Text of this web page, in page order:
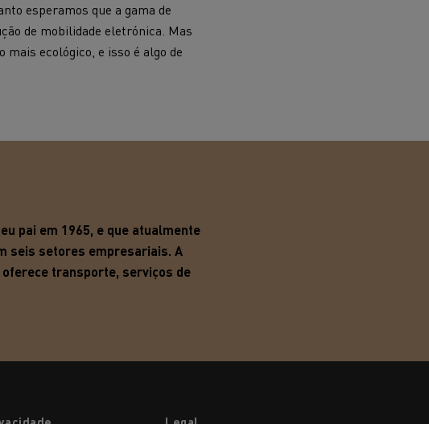
esperamos que a gama de
de mobilidade eletrónica. Mas
ecológico, e isso é algo de
pai em 1965, e que atualmente
seis setores empresariais. A
oferece transporte, serviços de